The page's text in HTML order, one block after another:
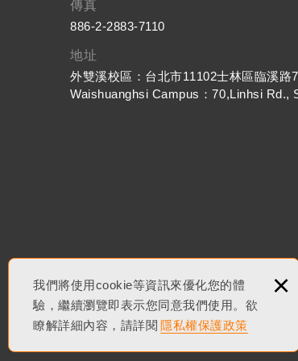
我們將使用cookie等資訊來優化您的體
驗，繼續瀏覽即表示您同意我們使用。欲
瞭解詳細內容，請詳閱 隱私權保護政策
×
傳真
886-2-2883-7110
地址
外雙溪校區：台北市11102士林區臨溪路
Waishuanghsi Campus：70,Linhsi Rd.,